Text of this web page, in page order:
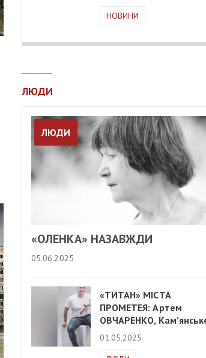
НОВИНИ
ЛЮДИ
ЛЮДИ
«ОЛЕНКА» НАЗАВЖДИ
05.06.2025
«ТИТАН» МІСТА
ПРОМЕТЕЯ: Артем
ОВЧАРЕНКО,
01.05.2025